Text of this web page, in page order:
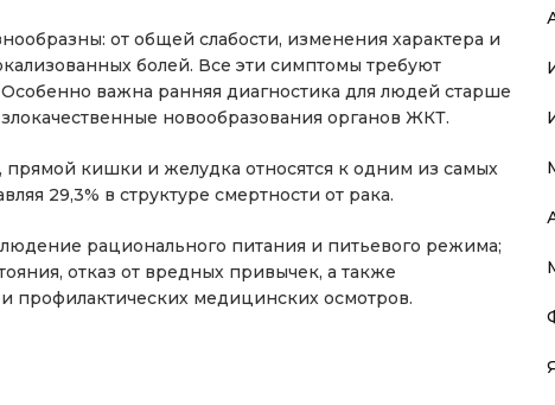
от общей слабости, изменения характера и
болей. Все эти симптомы требуют
важна ранняя диагностика для людей старше
новообразования органов ЖКТ.
прямой кишки и желудка относятся к одним из самых
29,3% в структуре смертности от рака.
рационального питания и питьевого режима;
отказ от вредных привычек, а также
медицинских осмотров.